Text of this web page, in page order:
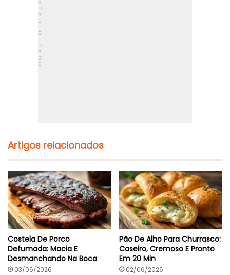
Artigos relacionados
Costela De Porco
Defumada: Macia E
Desmanchando Na Boca
03/06/2026
Pão De Alho Para Churrasco:
Caseiro, Cremoso E Pronto
Em 20 Min
02/06/2026